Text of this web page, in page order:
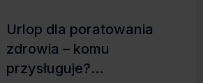
Urlop dla poratowania
zdrowia – komu
przysługuje?